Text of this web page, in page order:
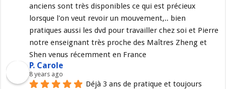
anciens sont très disponibles ce qui est précieux
lorsque l'on veut revoir un mouvement,.. bien
pratiques aussi les dvd pour travailler chez soi et Pierre
notre enseignant très proche des Maîtres Zheng et
Shen venus récemment en France
P. Carole
8 years ago
Déjà 3 ans de pratique et toujours